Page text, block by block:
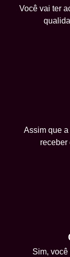
Você vai ter
Assim que
receber
Sim,